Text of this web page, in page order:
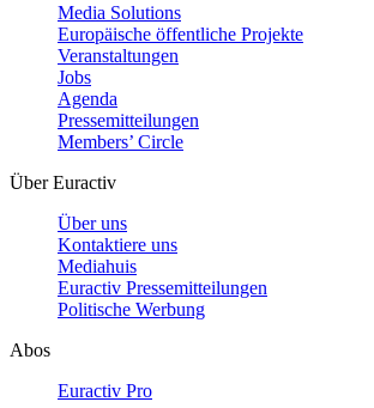
Media Solutions
Europäische öffentliche Projekte
Veranstaltungen
Jobs
Agenda
Pressemitteilungen
Members’ Circle
Über Euractiv
Über uns
Kontaktiere uns
Mediahuis
Euractiv Pressemitteilungen
Politische Werbung
Abos
Euractiv Pro